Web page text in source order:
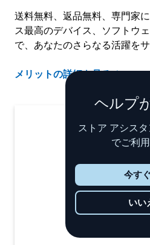
送料無料、返品無料、専門家
ス最高のデバイス、ソフトウ
で、あなたのさらなる活躍をサ
メリットの詳細を見る
ヘルプ
ストア アシス
でご利
今す
いい